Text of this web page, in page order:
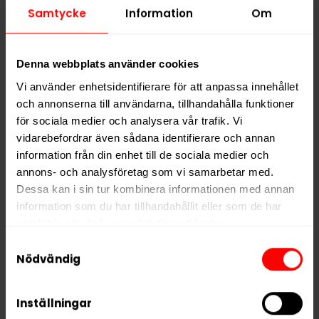
Samtycke Information Om
Denna webbplats använder cookies
Vi använder enhetsidentifierare för att anpassa innehållet
och annonserna till användarna, tillhandahålla funktioner
för sociala medier och analysera vår trafik. Vi
vidarebefordrar även sådana identifierare och annan
information från din enhet till de sociala medier och
annons- och analysföretag som vi samarbetar med.
Dessa kan i sin tur kombinera informationen med annan
information som du har tillhandahållit eller som de har
We work with
who may receive and
Nödvändig
Inställningar
Typ
Smak
Frukt
Format
Slim
Styrka
Extra Stark
Nikotin per gram
15,0 mg/g
Nikotin per portion
9,6 mg
Nikotin per dosa
230 mg
Portioner per dosa
Varumärke